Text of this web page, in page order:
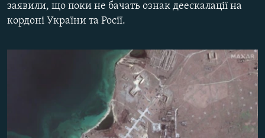
УКР
заявили, що поки не бачать ознак деескалації на
кордоні України та Росії.